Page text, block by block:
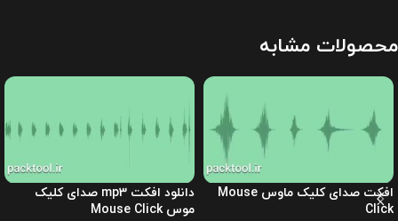
محصولات مشابه
افکت صدای کلیک ماوس Mouse
Click
دانلود افکت mp3 صدای کلیک
موس Mouse Click